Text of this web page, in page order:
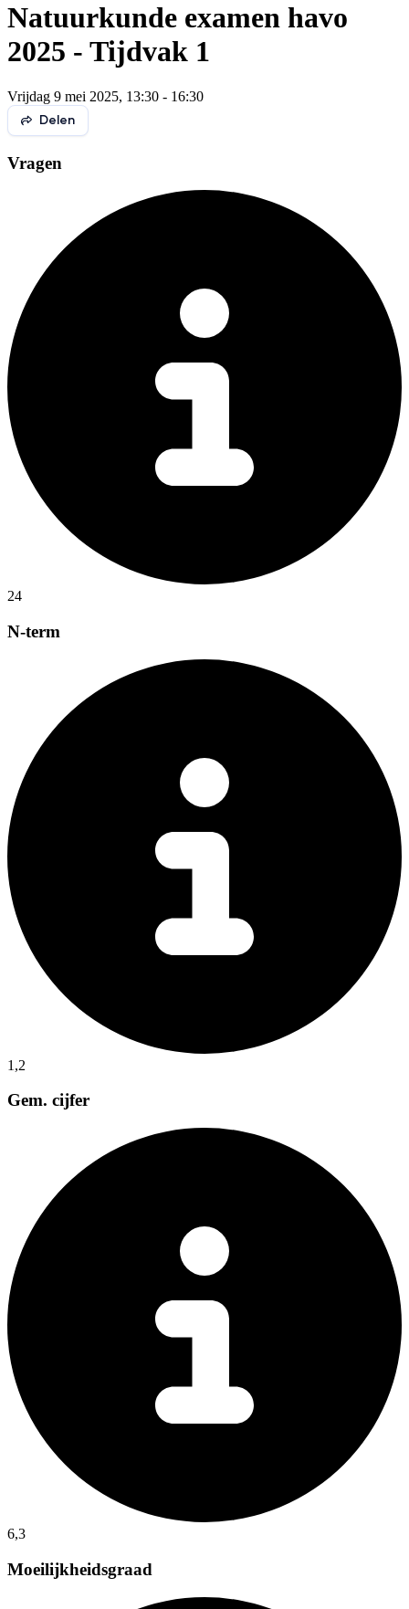
Natuurkunde examen havo
2025 - Tijdvak 1
Vrijdag 9 mei 2025, 13:30 - 16:30
Delen
Vragen
24
N-term
1,2
Gem. cijfer
6,3
Moeilijkheidsgraad